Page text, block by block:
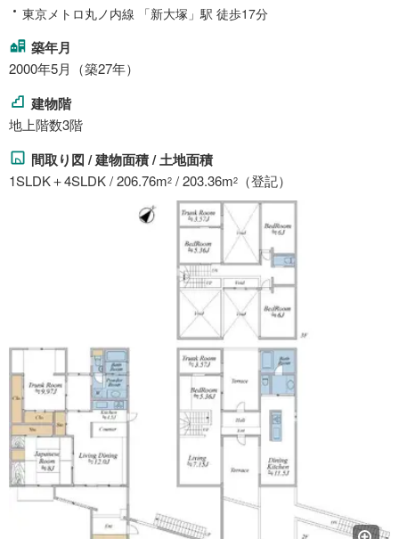
東京メトロ丸ノ内線 「新大塚」駅 徒歩17分
築年月
2000年5月（築27年）
建物階
地上階数3階
間取り図 / 建物面積 / 土地面積
1SLDK＋4SLDK / 206.76m2 / 203.36m2 （登記）